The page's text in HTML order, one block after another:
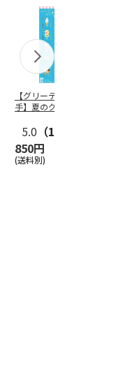
【グリーティング切
手】夏のグリーティ
5.0 （10）
850円
(送料別)